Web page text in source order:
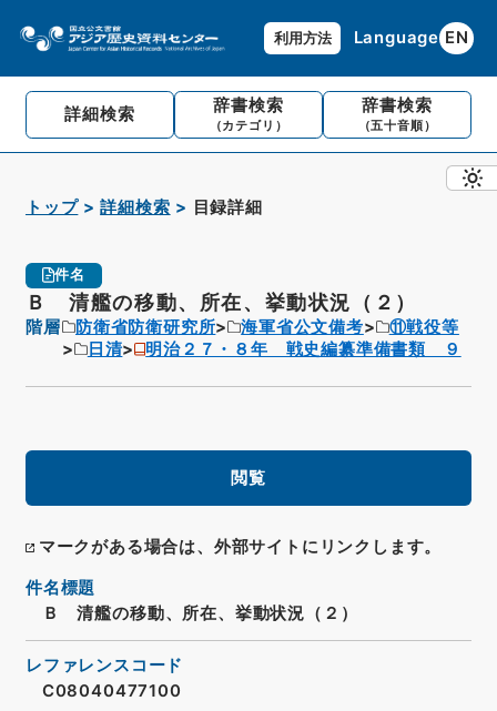
利用方法 Language EN
詳細検索 辞書検索
（カテゴリ）
辞書検索
（五十音順）
トップ 詳細検索 目録詳細
件名
Ｂ 清艦の移動、所在、挙動状況（２）
階層 防衛省防衛研究所 海軍省公文備考
⑪戦役等
日清
明治２７・８年 戦史編纂準備書類 ９
閲覧
マークがある場合は、外部サイトにリンクします。
件名標題
Ｂ 清艦の移動、所在、挙動状況（２）
レファレンスコード
C08040477100